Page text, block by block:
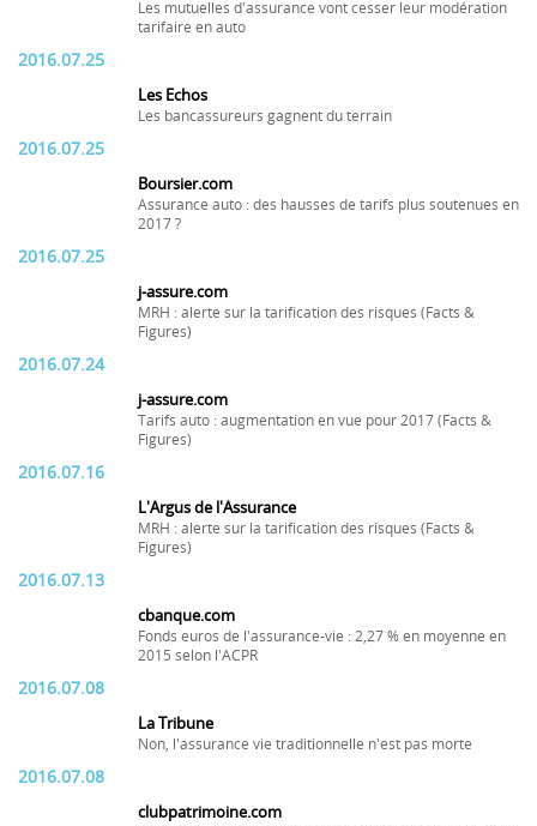
Les mutuelles d'assurance vont cesser leur modération
tarifaire en auto
2016.07.25
Les Echos
Les bancassureurs gagnent du terrain
2016.07.25
Boursier.com
Assurance auto : des hausses de tarifs plus soutenues en
2017 ?
2016.07.25
j-assure.com
MRH : alerte sur la tarification des risques (Facts &
Figures)
2016.07.24
j-assure.com
Tarifs auto : augmentation en vue pour 2017 (Facts &
Figures)
2016.07.16
L'Argus de l'Assurance
MRH : alerte sur la tarification des risques (Facts &
Figures)
2016.07.13
cbanque.com
Fonds euros de l'assurance-vie : 2,27 % en moyenne en
2015 selon l'ACPR
2016.07.08
La Tribune
Non, l'assurance vie traditionnelle n'est pas morte
2016.07.08
clubpatrimoine.com